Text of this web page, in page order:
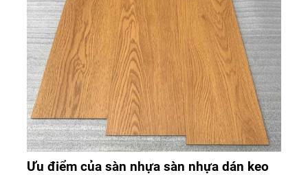
Ưu điểm của sàn nhựa sàn nhựa dán keo